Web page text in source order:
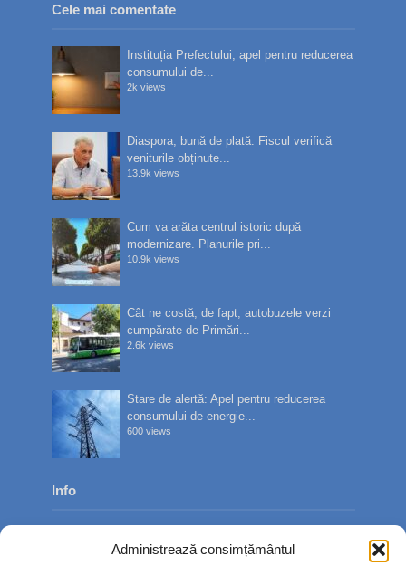
Administrează consimțământul
Cele mai comentate
Instituția Prefectului, apel pentru reducerea
consumului de...
2k views
Diaspora, bună de plată. Fiscul verifică
veniturile obținute...
13.9k views
Cum va arăta centrul istoric după
modernizare. Planurile pri...
10.9k views
Cât ne costă, de fapt, autobuzele verzi
cumpărate de Primări...
2.6k views
Stare de alertă: Apel pentru reducerea
consumului de energie...
600 views
Info